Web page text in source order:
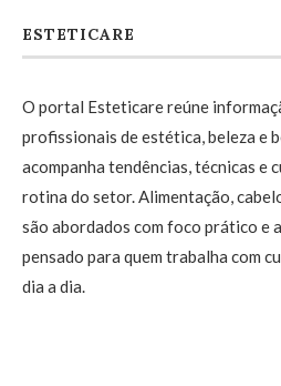
ESTETICARE
O portal Esteticare reúne
profissionais de estética, beleza e
acompanha tendências, técnicas e
rotina do setor. Alimentação,
são abordados com foco prático e
pensado para quem trabalha com
dia a dia.